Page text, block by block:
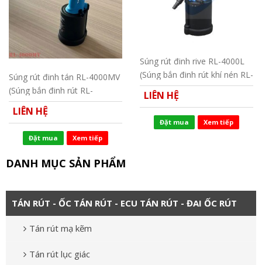
Súng rút đinh tán RL-4000MV
(Súng bắn đinh rút RL-
4000MV)
LIÊN HỆ
Đặt mua Xem tiếp
Súng rút đinh rive RL-4000L
(Súng bắn đinh rút khí nén RL-
4000L)
LIÊN HỆ
Đặt mua Xem tiếp
DANH MỤC SẢN PHẨM
TÁN RÚT - ỐC TÁN RÚT - ECU TÁN RÚT - ĐAI ỐC RÚT
Tán rút mạ kẽm
Tán rút lục giác